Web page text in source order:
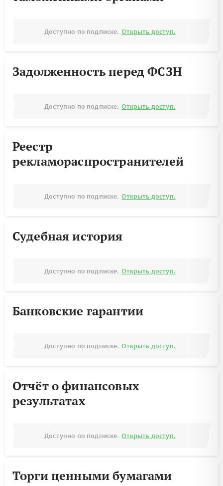
Доступно по подписке. Открыть доступ.
Задолженность перед ФСЗН
Доступно по подписке. Открыть доступ.
Реестр
рекламораспространителей
Доступно по подписке. Открыть доступ.
Судебная история
Доступно по подписке. Открыть доступ.
Банковские гарантии
Доступно по подписке. Открыть доступ.
Отчёт о финансовых
результатах
Доступно по подписке. Открыть доступ.
Торги ценными бумагами